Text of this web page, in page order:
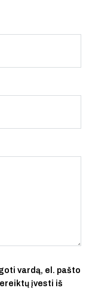
vardą, el. pašto
įvesti iš